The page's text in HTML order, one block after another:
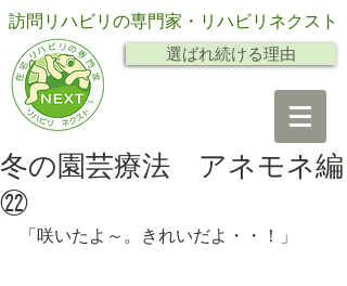
選ばれ続ける理由
訪問リハビリの専門家・リハビリネクスト
冬の園芸療法 アネモネ編
㉒
「咲いたよ～。きれいだよ・・！」